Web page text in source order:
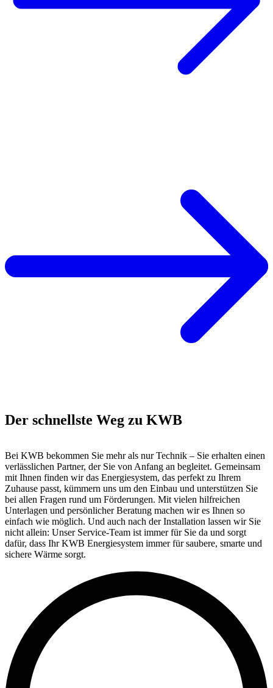
Der schnellste Weg zu KWB
Bei KWB bekommen Sie mehr als nur Technik – Sie erhalten einen
verlässlichen Partner, der Sie von Anfang an begleitet. Gemeinsam
mit Ihnen finden wir das Energiesystem, das perfekt zu Ihrem
Zuhause passt, kümmern uns um den Einbau und unterstützen Sie
bei allen Fragen rund um Förderungen. Mit vielen hilfreichen
Unterlagen und persönlicher Beratung machen wir es Ihnen so
einfach wie möglich. Und auch nach der Installation lassen wir Sie
nicht allein: Unser Service-Team ist immer für Sie da und sorgt
dafür, dass Ihr KWB Energiesystem immer für saubere, smarte und
sichere Wärme sorgt.